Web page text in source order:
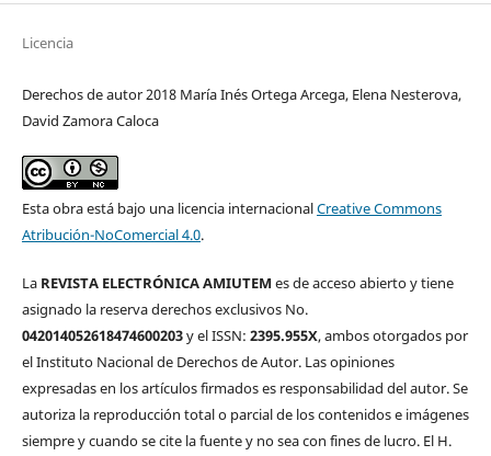
Licencia
Derechos de autor 2018 María Inés Ortega Arcega, Elena Nesterova,
David Zamora Caloca
Esta obra está bajo una licencia internacionalCreative Commons
Atribución-NoComercial 4.0.
La REVISTA ELECTRÓNICA AMIUTEM es de acceso abierto y tiene
asignado la reserva derechos exclusivos No.
042014052618474600203y el ISSN: 2395.955X, ambos otorgados por
el Instituto Nacional de Derechos de Autor. Las opiniones
expresadas en los artículos firmados es responsabilidad del autor. Se
autoriza la reproducción total o parcial de los contenidos e imágenes
siempre y cuando se cite la fuente y no sea con fines de lucro. El H.